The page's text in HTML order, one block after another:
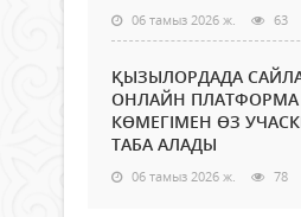
06 тамыз 2026 ж. 63
ҚЫЗЫЛОРДАДА
ОНЛАЙН ПЛАТФОРМА
КӨМЕГІМЕН ӨЗ
ТАБА АЛАДЫ
06 тамыз 2026 ж. 78